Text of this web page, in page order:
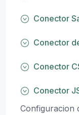
Conector
Conector
Conector
Conector
Configuracion